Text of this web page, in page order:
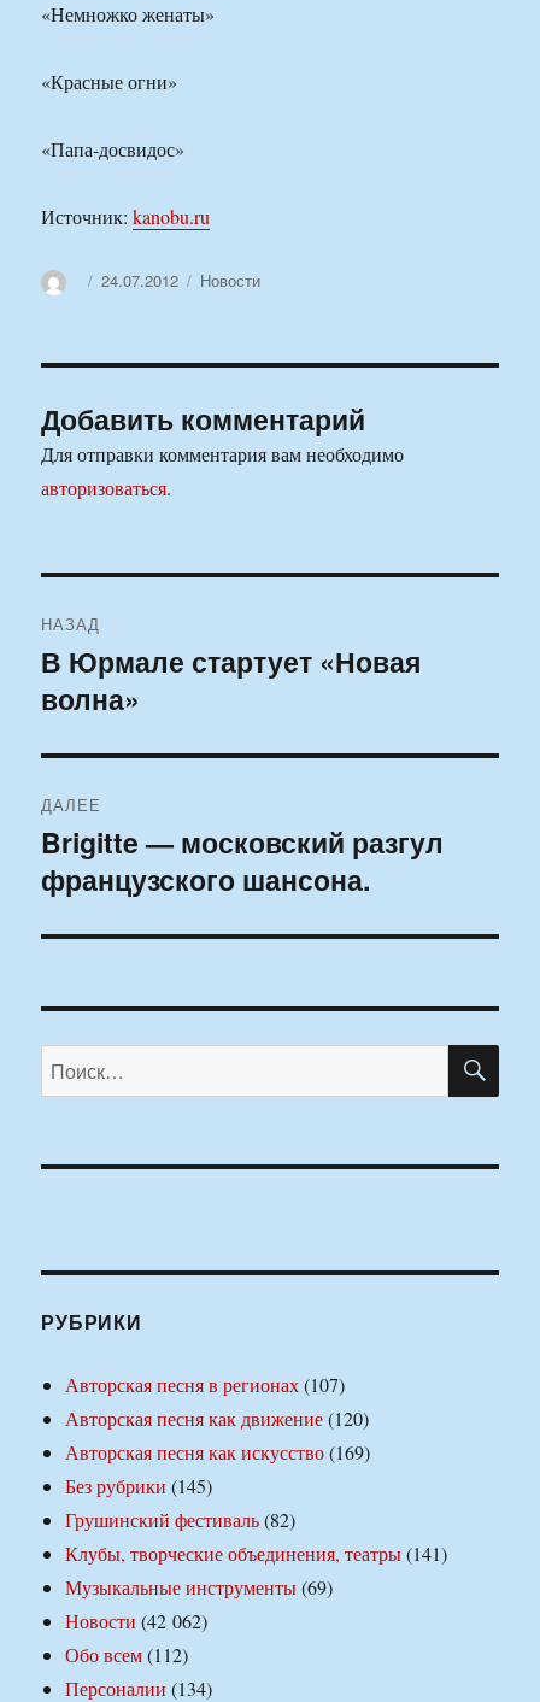
«Немножко женаты»
«Красные огни»
«Папа-досвидос»
Источник:kanobu.ru
АвторОпубликовано
24.07.2012 Рубрики
Новости
Добавить комментарий
Для отправки комментария вам необходимо
авторизоваться.
по
записям
НАЗАД
Предыдущая
запись:
В Юрмале стартует «Новая
волна»
ДАЛЕЕ
Следующая
запись:
Brigitte — московский разгул
французского шансона.
Искать:
РУБРИКИ
Авторская песня в регионах(107)
Авторская песня как движение(120)
Авторская песня как искусство(169)
Без рубрики (145)
Грушинский фестиваль(82)
Клубы, творческие объединения, театры(141)
Музыкальные инструменты(69)
Новости (42 062)
Обо всем(112)
Персоналии (134)